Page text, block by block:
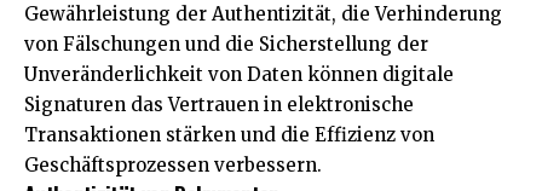
Gewährleistung der Authentizität, die Verhinderung
von Fälschungen und die Sicherstellung der
Unveränderlichkeit von Daten können digitale
Signaturen das Vertrauen in elektronische
Transaktionen stärken und die Effizienz von
Geschäftsprozessen verbessern.